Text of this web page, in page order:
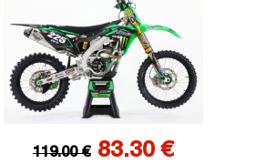
119.00 € 83.30 €